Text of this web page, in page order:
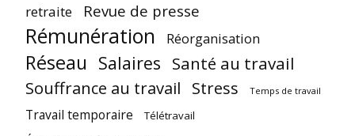
retraite Revue de presse
Rémunération Réorganisation
Réseau Salaires Santé au travail
Souffrance au travail Stress Temps de travail
Travail temporaire Télétravail